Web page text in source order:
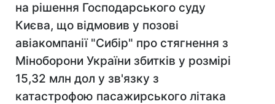
на рішення Господарського суду
Києва, що відмовив у позові
авіакомпанії "Сибір" про стягнення з
Міноборони України збитків у розмірі
15,32 млн дол у зв'язку з
катастрофою пасажирського літака